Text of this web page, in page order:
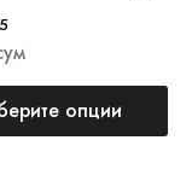
опции